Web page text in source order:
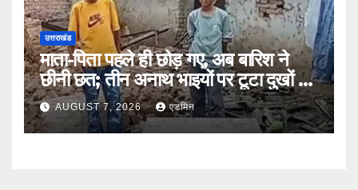
उत्तराखंड
माता-पिता पहले ही छोड़ गए, अब बारिश ने
छीनी छत; तीन अनाथ भाइयों पर टूटा दुखों का
पहाड़AUGUST 7, 2026 एडमिन